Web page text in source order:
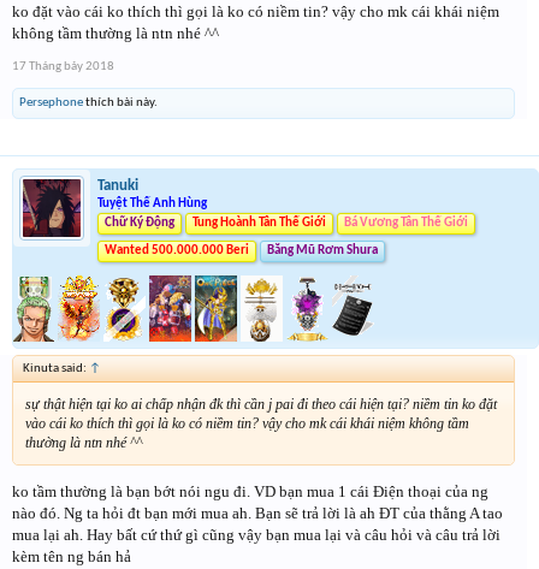
ko đặt vào cái ko thích thì gọi là ko có niềm tin? vậy cho mk cái khái niệm
không tầm thường là ntn nhé ^^
17 Tháng bảy 2018
Persephonethích bài này.
Tanuki
Tuyệt Thế Anh Hùng
Chữ Ký Động
Tung Hoành Tân Thế Giới Bá Vương Tân Thế Giới
Wanted 500.000.000 Beri Băng Mũ Rơm Shura
Kinuta said: ↑
sự thật hiện tại ko ai chấp nhận đk thì cần j pai đi theo cái hiện tại? niềm tin ko đặt
vào cái ko thích thì gọi là ko có niềm tin? vậy cho mk cái khái niệm không tầm
thường là ntn nhé ^^
ko tầm thường là bạn bớt nói ngu đi. VD bạn mua 1 cái Điện thoại của ng
nào đó. Ng ta hỏi đt bạn mới mua ah. Bạn sẽ trả lời là ah ĐT của thằng A tao
mua lại ah. Hay bất cứ thứ gì cũng vậy bạn mua lại và câu hỏi và câu trả lời
kèm tên ng bán hả